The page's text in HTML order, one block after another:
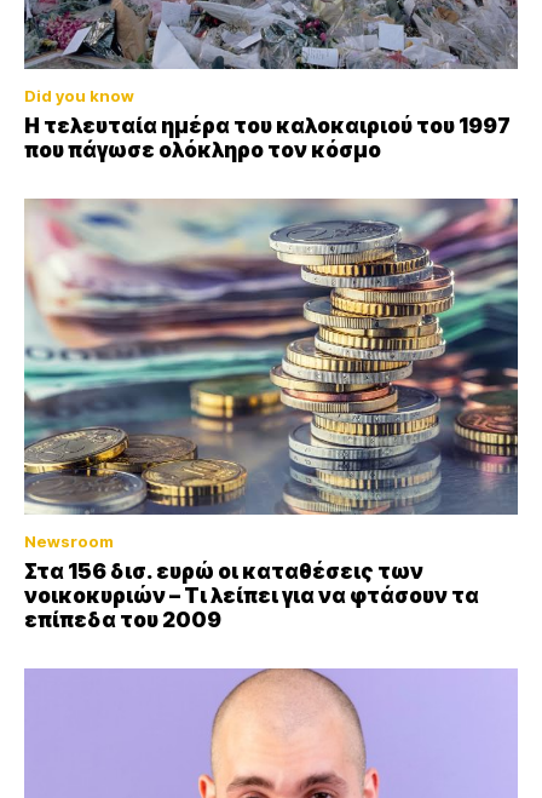
Did you know
Η τελευταία ημέρα του καλοκαιριού του 1997
που πάγωσε ολόκληρο τον κόσμο
Newsroom
Στα 156 δισ. ευρώ οι καταθέσεις των
νοικοκυριών – Τι λείπει για να φτάσουν τα
επίπεδα του 2009